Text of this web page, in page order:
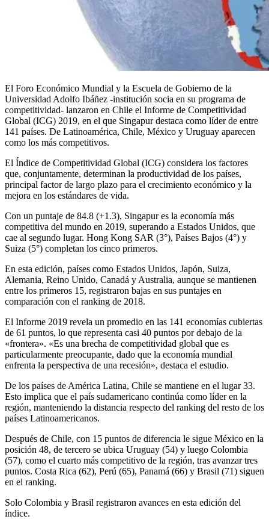
El Foro Económico Mundial y la Escuela de Gobierno de la
Universidad Adolfo Ibáñez -institución socia en su programa de
competitividad- lanzaron en Chile el Informe de Competitividad
Global (ICG) 2019, en el que Singapur destaca como líder de entre
141 países. De Latinoamérica, Chile, México y Uruguay aparecen
como los más competitivos.
El Índice de Competitividad Global (ICG) considera los factores
que, conjuntamente, determinan la productividad de los países,
principal factor de largo plazo para el crecimiento económico y la
mejora en los estándares de vida.
Con un puntaje de 84.8 (+1.3), Singapur es la economía más
competitiva del mundo en 2019, superando a Estados Unidos, que
cae al segundo lugar. Hong Kong SAR (3°), Países Bajos (4°) y
Suiza (5°) completan los cinco primeros.
En esta edición, países como Estados Unidos, Japón, Suiza,
Alemania, Reino Unido, Canadá y Australia, aunque se mantienen
entre los primeros 15, registraron bajas en sus puntajes en
comparación con el ranking de 2018.
El Informe 2019 revela un promedio en las 141 economías cubiertas
de 61 puntos, lo que representa casi 40 puntos por debajo de la
«frontera». «Es una brecha de competitividad global que es
particularmente preocupante, dado que la economía mundial
enfrenta la perspectiva de una recesión», destaca el estudio.
De los países de América Latina, Chile se mantiene en el lugar 33.
Esto implica que el país sudamericano continúa como líder en la
región, manteniendo la distancia respecto del ranking del resto de los
países Latinoamericanos.
Después de Chile, con 15 puntos de diferencia le sigue México en la
posición 48, de tercero se ubica Uruguay (54) y luego Colombia
(57), como el cuarto más competitivo de la región, tras avanzar tres
puntos. Costa Rica (62), Perú (65), Panamá (66) y Brasil (71) siguen
en el ranking.
Solo Colombia y Brasil registraron avances en esta edición del
índice.